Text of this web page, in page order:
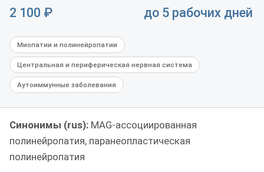
2 100 ₽ до 5 рабочих дней
Миопатии и полинейропатии
Центральная и периферическая нервная система
Аутоиммунные заболевания
Синонимы (rus): MAG-ассоциированная
полинейропатия, паранеопластическая
полинейропатия